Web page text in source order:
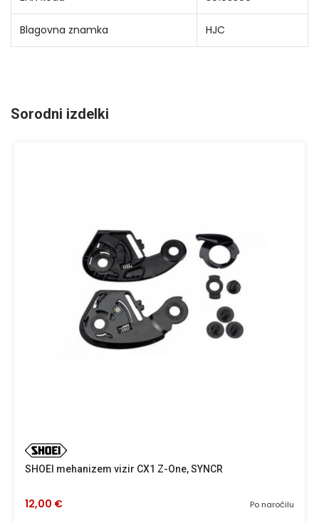
Blagovna znamka HJC
Sorodni izdelki
SHOEI mehanizem vizir CX1 Z-One, SYNCR
Po naročilu
12,00 €